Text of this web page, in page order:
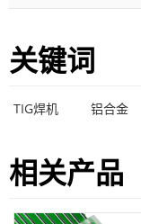
关键词
TIG焊机 铝合金
相关产品